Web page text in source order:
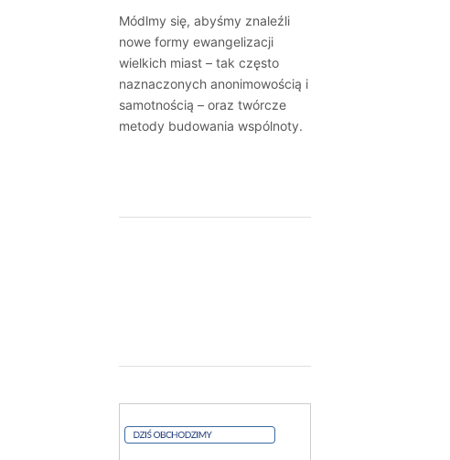
Módlmy się, abyśmy znaleźli
nowe formy ewangelizacji
wielkich miast – tak często
naznaczonych anonimowością i
samotnością – oraz twórcze
metody budowania wspólnoty.